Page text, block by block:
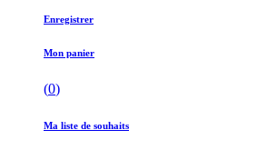
Enregistrer
Mon panier
(0)
Ma liste de souhaits